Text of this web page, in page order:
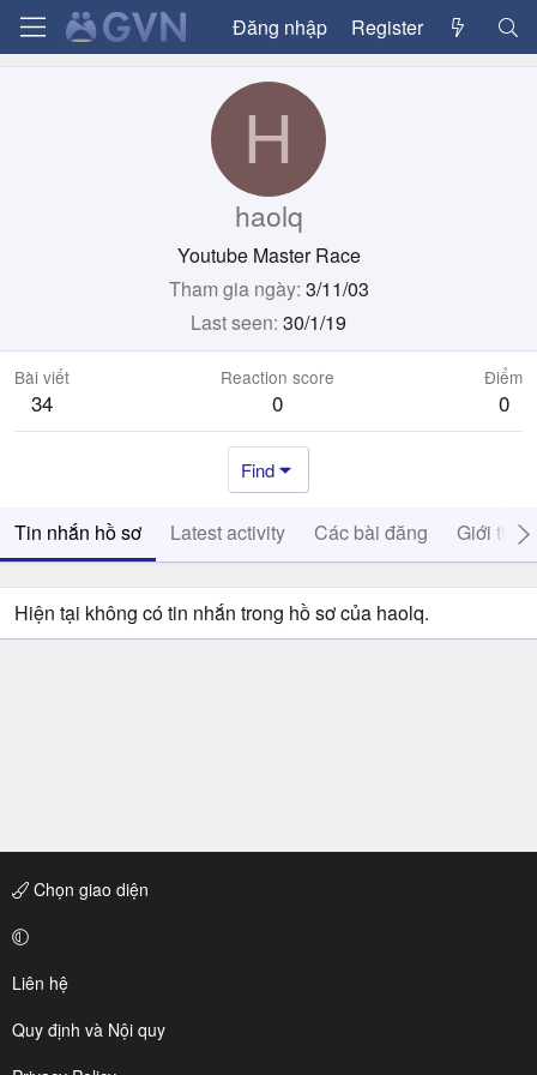
Đăng nhập Register
H
haolq
Youtube Master Race
Tham gia ngày 3/11/03
Last seen 30/1/19
Bài viết
34
Reaction score
0
Điểm
0
Find
Tin nhắn hồ sơ Latest activity Các bài đăng Giới thiệu
Hiện tại không có tin nhắn trong hồ sơ của haolq.
Chọn giao diện
Liên hệ
Quy định và Nội quy